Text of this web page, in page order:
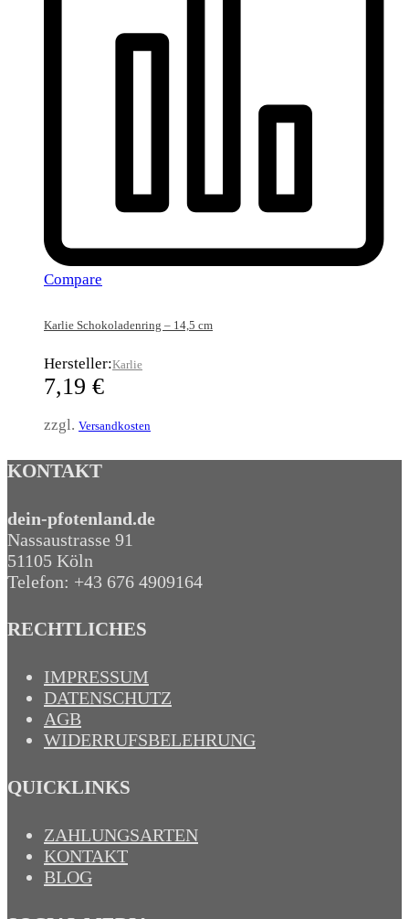
Compare
Karlie Schokoladenring – 14,5 cm
Hersteller:Karlie
7,19 €
zzgl. Versandkosten
KONTAKT
dein-pfotenland.de
Nassaustrasse 91
51105 Köln
Telefon: +43 676 4909164‬
RECHTLICHES
IMPRESSUM
DATENSCHUTZ
AGB
WIDERRUFSBELEHRUNG
QUICKLINKS
ZAHLUNGSARTEN
KONTAKT
BLOG